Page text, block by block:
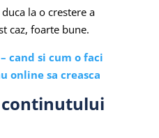
la o crestere a
caz, foarte bune.
cand si cum o faci
online sa creasca